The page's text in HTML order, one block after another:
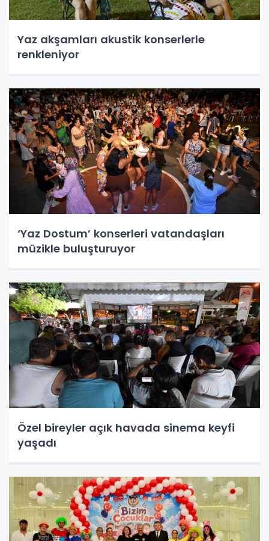
Yaz akşamları akustik konserlerle
renkleniyor
‘Yaz Dostum’ konserleri vatandaşları
müzikle buluşturuyor
Özel bireyler açık havada sinema keyfi
yaşadı